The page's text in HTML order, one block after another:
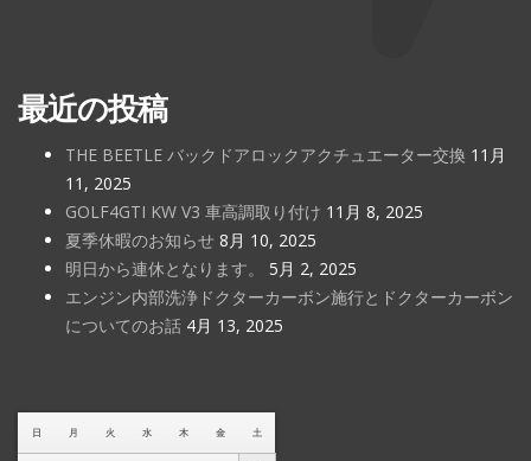
最近の投稿
THE BEETLE バックドアロックアクチュエーター交換 11月
11, 2025
GOLF4GTI KW V3 車高調取り付け 11月 8, 2025
夏季休暇のお知らせ 8月 10, 2025
明日から連休となります。
5月 2, 2025
エンジン内部洗浄ドクターカーボン施行とドクターカーボン
についてのお話 4月 13, 2025
日 月 火 水 木 金 土